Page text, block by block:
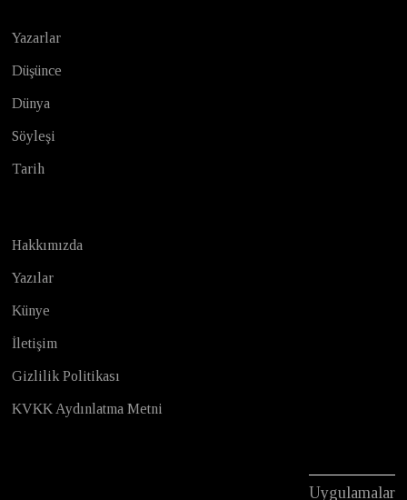
Yazarlar
Düşünce
Dünya
Söyleşi
Tarih
Hakkımızda
Yazılar
Künye
İletişim
Gizlilik Politikası
KVKK Aydınlatma Metni
Uygulamalar